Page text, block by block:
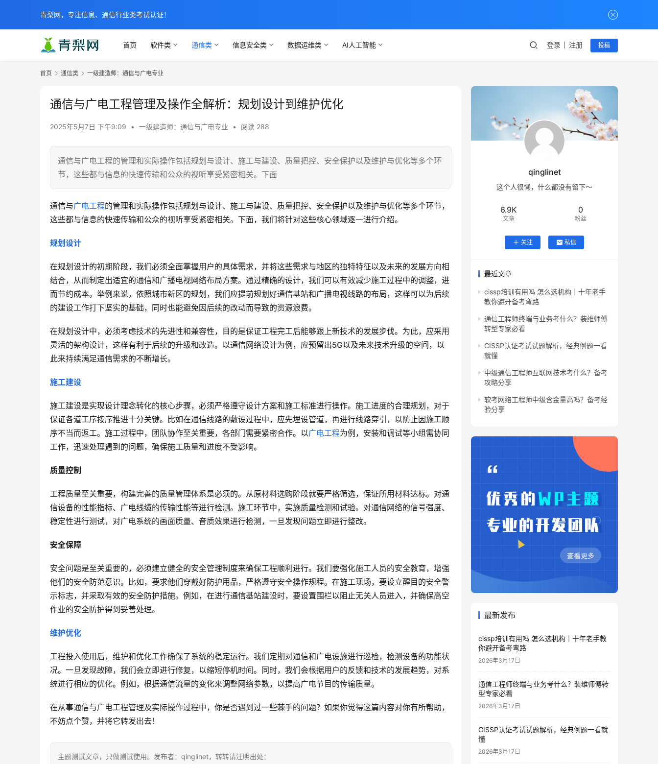
首页 软件类 通信类 信息安全类 数据运维类 AI人工智能 登录 注册 投稿
首页 通信类 一级建造师：通信与广电专业
通信与广电工程管理及操作全解析：规划设计到维护优化
2025年5月7日 下午9:09 • 一级建造师：通信与广电专业 • 阅读 288
通信与广电工程的管理和实际操作包括规划与设计、施工与建设、质量把控、安全保护以及维护与优化等多个环
节，这些都与信息的快速传输和公众的视听享受紧密相关。下面
通信与广电工程的管理和实际操作包括规划与设计、施工与建设、质量把控、安全保护以及维护与优化等多个环节，
这些都与信息的快速传输和公众的视听享受紧密相关。下面，我们将针对这些核心领域逐一进行介绍。
规划设计
在规划设计的初期阶段，我们必须全面掌握用户的具体需求，并将这些需求与地区的独特特征以及未来的发展方向相
结合，从而制定出适宜的通信和广播电视网络布局方案。通过精确的设计，我们可以有效减少施工过程中的调整，进
而节约成本。举例来说，依照城市新区的规划，我们应提前规划好通信基站和广播电视线路的布局，这样可以为后续
的建设工作打下坚实的基础，同时也能避免因后续的改动而导致的资源浪费。
在规划设计中，必须考虑技术的先进性和兼容性，目的是保证工程完工后能够跟上新技术的发展步伐。为此，应采用
灵活的架构设计，这样有利于后续的升级和改造。以通信网络设计为例，应预留出5G以及未来技术升级的空间，以
此来持续满足通信需求的不断增长。
施工建设
施工建设是实现设计理念转化的核心步骤，必须严格遵守设计方案和施工标准进行操作。施工进度的合理规划，对于
保证各道工序按序推进十分关键。比如在通信线路的敷设过程中，应先埋设管道，再进行线路穿引，以防止因施工顺
序不当而返工。施工过程中，团队协作至关重要，各部门需要紧密合作。以广电工程为例，安装和调试等小组需协同
工作，迅速处理遇到的问题，确保施工质量和进度不受影响。
质量控制
工程质量至关重要，构建完善的质量管理体系是必须的。从原材料选购阶段就要严格筛选，保证所用材料达标。对通
信设备的性能指标、广电线缆的传输性能等进行检测。施工环节中，实施质量检测和试验。对通信网络的信号强度、
稳定性进行测试，对广电系统的画面质量、音质效果进行检测，一旦发现问题立即进行整改。
安全保障
安全问题是至关重要的，必须建立健全的安全管理制度来确保工程顺利进行。我们要强化施工人员的安全教育，增强
他们的安全防范意识。比如，要求他们穿戴好防护用品，严格遵守安全操作规程。在施工现场，要设立醒目的安全警
示标志，并采取有效的安全防护措施。例如，在进行通信基站建设时，要设置围栏以阻止无关人员进入，并确保高空
作业的安全防护得到妥善处理。
维护优化
工程投入使用后，维护和优化工作确保了系统的稳定运行。我们定期对通信和广电设施进行巡检，检测设备的功能状
况。一旦发现故障，我们会立即进行修复，以缩短停机时间。同时，我们会根据用户的反馈和技术的发展趋势，对系
统进行相应的优化。例如，根据通信流量的变化来调整网络参数，以提高广电节目的传输质量。
在从事通信与广电工程管理及实际操作过程中，你是否遇到过一些棘手的问题？如果你觉得这篇内容对你有所帮助，
不妨点个赞，并将它转发出去！
主题测试文章，只做测试使用。发布者：qinglinet，转转请注明出处：
qinglinet
这个人很懒，什么都没有留下～
6.9K
文章
0
粉丝
关注 私信
最近文章
cissp培训有用吗 怎么选机构｜十年老手
教你避开备考弯路
通信工程师终端与业务考什么？装维师傅
转型专家必看
CISSP认证考试试题解析，经典例题一看
就懂
中级通信工程师互联网技术考什么？备考
攻略分享
软考网络工程师中级含金量高吗？备考经
验分享
最新发布
cissp培训有用吗 怎么选机构｜十年老手教
你避开备考弯路
2026年3月17日
通信工程师终端与业务考什么？装维师傅转
型专家必看
2026年3月17日
CISSP认证考试试题解析，经典例题一看就
懂
2026年3月17日
青梨网，专注信息、通信行业类考试认证！